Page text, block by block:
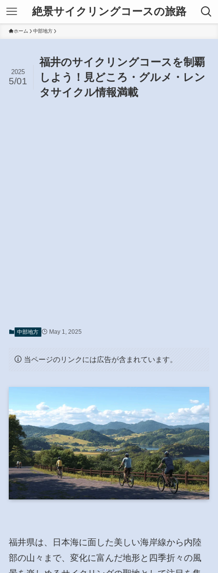
絶景サイクリングコースの旅路
ホーム 中部地方
福井のサイクリングコースを制覇
しよう！見どころ・グルメ・レン
タサイクル情報満載
2025
5/01
中部地方 May 1, 2025
当ページのリンクには広告が含まれています。
福井県は、日本海に面した美しい海岸線から内陸
部の山々まで、変化に富んだ地形と四季折々の風